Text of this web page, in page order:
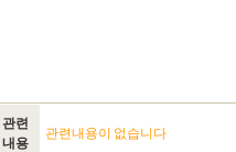
관련
내용
관련내용이 없습니다